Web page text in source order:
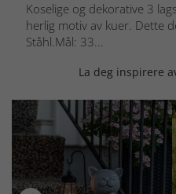
Koselige og dekorative 3
herlig motiv av kuer. Dette
Ståhl.Mål: 33...
La deg inspirere